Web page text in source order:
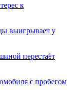
к
выигрывает у
перестаёт
с пробегом